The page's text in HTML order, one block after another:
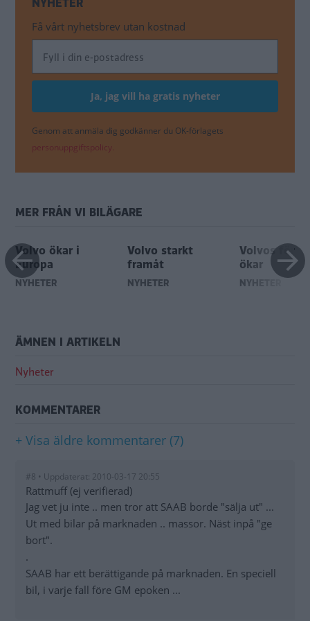
NYHETER
Få vårt nyhetsbrev utan kostnad
Genom att anmäla dig godkänner du OK-förlagets
personuppgiftspolicy.
MER FRÅN VI BILÄGARE
Volvo ökar i
Europa
NYHETER
Volvo starkt
framåt
NYHETER
Volvos
ökar
NYHETER
ÄMNEN I ARTIKELN
Nyheter
KOMMENTARER
+ Visa äldre kommentarer (7)
#8 • Uppdaterat: 2010-03-17 20:55
Rattmuff (ej verifierad)
Jag vet ju inte .. men tror att SAAB borde "sälja ut" ...
Ut med bilar på marknaden .. massor. Näst inpå "ge
bort".
.
SAAB har ett berättigande på marknaden. En speciell
bil, i varje fall före GM epoken ...